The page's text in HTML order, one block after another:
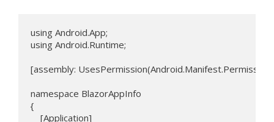
using Android.App;
using Android.Runtime;
[assembly:
namespace BlazorAppInfo
{
    [Application]